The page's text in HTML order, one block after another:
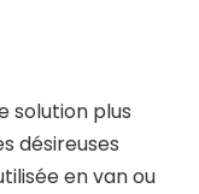
solution plus
désireuses
en van ou